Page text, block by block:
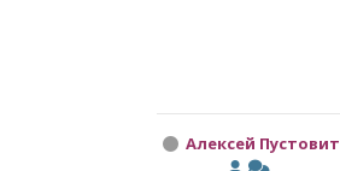
Алексей Пустовит